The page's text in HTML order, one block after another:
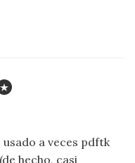
usado a veces pdftk
hecho, casi